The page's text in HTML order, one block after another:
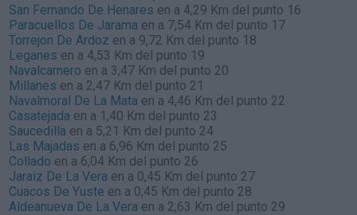
San Fernando De Henares en a 4,29 Km del punto 16
Paracuellos De Jarama en a 7,54 Km del punto 17
Torrejon De Ardoz en a 9,72 Km del punto 18
Leganes en a 4,53 Km del punto 19
Navalcarnero en a 3,47 Km del punto 20
Millanes en a 2,47 Km del punto 21
Navalmoral De La Mata en a 4,46 Km del punto 22
Casatejada en a 1,40 Km del punto 23
Saucedilla en a 5,21 Km del punto 24
Las Majadas en a 6,96 Km del punto 25
Collado en a 6,04 Km del punto 26
Jaraiz De La Vera en a 0,45 Km del punto 27
Cuacos De Yuste en a 0,45 Km del punto 28
Aldeanueva De La Vera en a 2,63 Km del punto 29